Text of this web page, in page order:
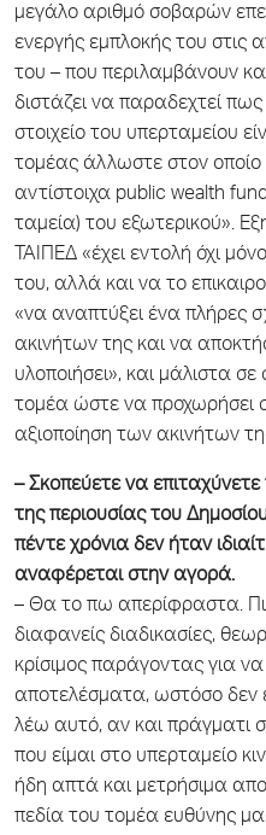
μεγάλο αριθμό σοβαρών
ενεργής εμπλοκής του στις
του – που περιλαμβάνουν
διστάζει να παραδεχτεί
στοιχείο του υπερταμείου
τομέας άλλωστε στον
αντίστοιχα public wealth
ταμεία) του εξωτερικού».
ΤΑΙΠΕΔ «έχει εντολή όχι
του, αλλά και να το
«να αναπτύξει ένα πλήρες
ακινήτων της και να
υλοποιήσει», και μάλιστα
τομέα ώστε να προχωρήσει
αξιοποίηση των ακινήτων
– Σκοπεύετε να επιταχύνετε
της περιουσίας του
πέντε χρόνια δεν ήταν
αναφέρεται στην αγορά.
– Θα το πω απερίφραστα.
διαφανείς διαδικασίες,
κρίσιμος παράγοντας για
αποτελέσματα, ωστόσο δεν
λέω αυτό, αν και πράγματι
που είμαι στο υπερταμείο
ήδη απτά και μετρήσιμα
πεδία του τομέα ευθύνης